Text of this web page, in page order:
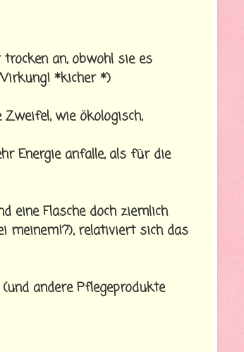
an, obwohl sie es
*kicher *)
wie ökologisch,
Energie anfalle, als für die
eine Flasche doch ziemlich
meinem!?), relativiert sich das
andere Pflegeprodukte